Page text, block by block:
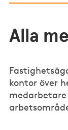
Alla
kontor över